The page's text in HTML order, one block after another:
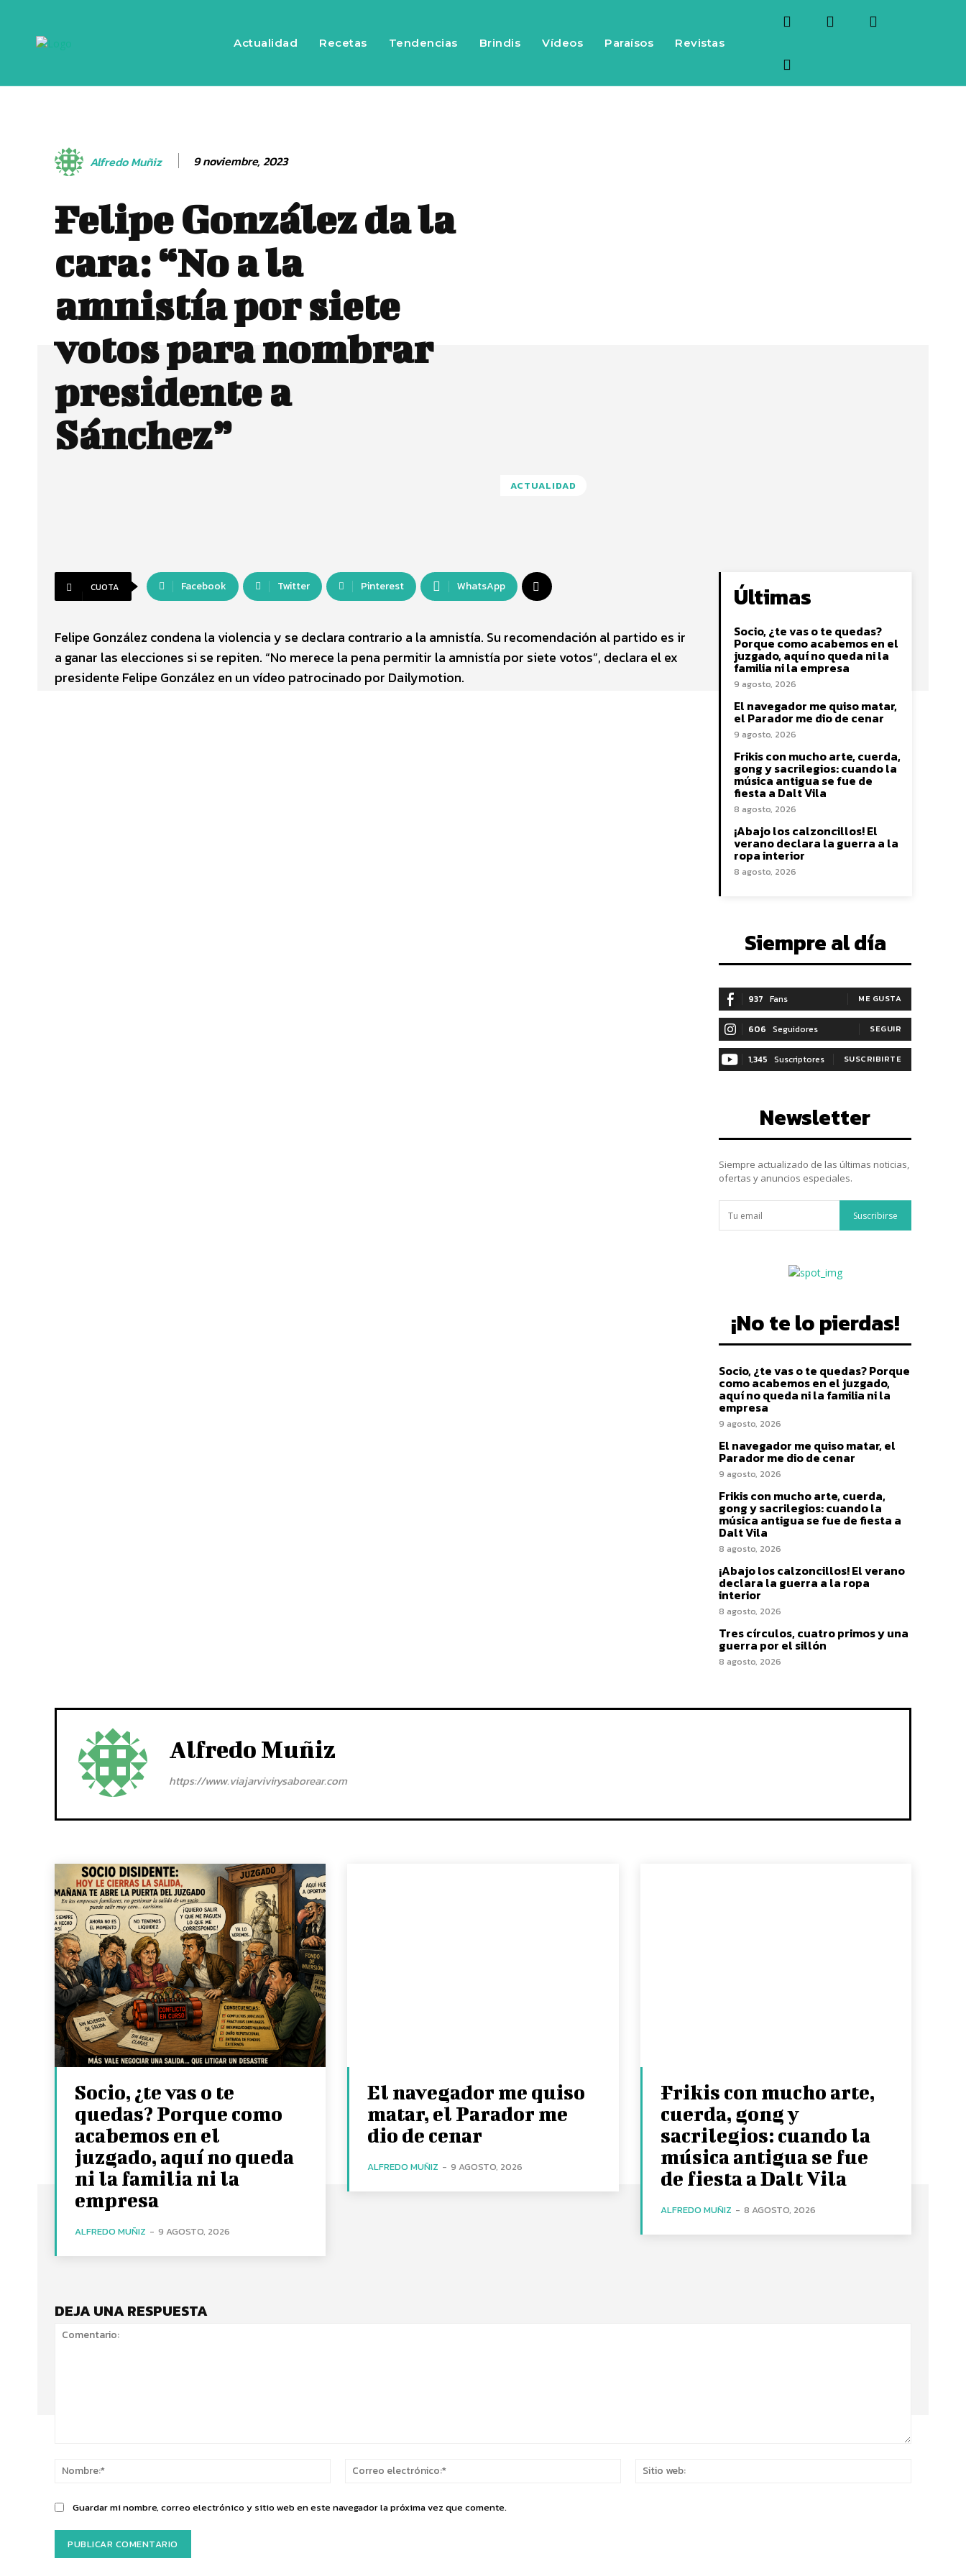
Actualidad Recetas Tendencias Brindis Vídeos Paraísos Revistas
Alfredo Muñiz 9 noviembre, 2023
Felipe González da la
cara: “No a la
amnistía por siete
votos para nombrar
presidente a
Sánchez”
ACTUALIDAD
CUOTA Facebook Twitter Pinterest WhatsApp
Felipe González condena la violencia y se declara contrario a la amnistía. Su recomendación al partido es ir
a ganar las elecciones si se repiten. “No merece la pena permitir la amnistía por siete votos”, declara el ex
presidente Felipe González en un vídeo patrocinado por Dailymotion.
Últimas
Socio, ¿te vas o te quedas?
Porque como acabemos en el
juzgado, aquí no queda ni la
familia ni la empresa
9 agosto, 2026
El navegador me quiso matar,
el Parador me dio de cenar
9 agosto, 2026
Frikis con mucho arte, cuerda,
gong y sacrilegios: cuando la
música antigua se fue de
fiesta a Dalt Vila
8 agosto, 2026
¡Abajo los calzoncillos! El
verano declara la guerra a la
ropa interior
8 agosto, 2026
Siempre al día
937 Fans ME GUSTA
606 Seguidores SEGUIR
1,345 Suscriptores SUSCRIBIRTE
Newsletter
Siempre actualizado de las últimas noticias,
ofertas y anuncios especiales.
Suscribirse
¡No te lo pierdas!
Socio, ¿te vas o te quedas? Porque
como acabemos en el juzgado,
aquí no queda ni la familia ni la
empresa
9 agosto, 2026
El navegador me quiso matar, el
Parador me dio de cenar
9 agosto, 2026
Frikis con mucho arte, cuerda,
gong y sacrilegios: cuando la
música antigua se fue de fiesta a
Dalt Vila
8 agosto, 2026
¡Abajo los calzoncillos! El verano
declara la guerra a la ropa
interior
8 agosto, 2026
Tres círculos, cuatro primos y una
guerra por el sillón
8 agosto, 2026
Alfredo Muñiz
https://www.viajarvivirysaborear.com
Socio, ¿te vas o te
quedas? Porque como
acabemos en el
juzgado, aquí no queda
ni la familia ni la
empresa
ALFREDO MUÑIZ - 9 AGOSTO, 2026
El navegador me quiso
matar, el Parador me
dio de cenar
ALFREDO MUÑIZ - 9 AGOSTO, 2026
Frikis con mucho arte,
cuerda, gong y
sacrilegios: cuando la
música antigua se fue
de fiesta a Dalt Vila
ALFREDO MUÑIZ - 8 AGOSTO, 2026
DEJA UNA RESPUESTA
Nombre:*
Correo
Guardar mi nombre, correo electrónico y sitio web en este navegador la próxima vez que comente.